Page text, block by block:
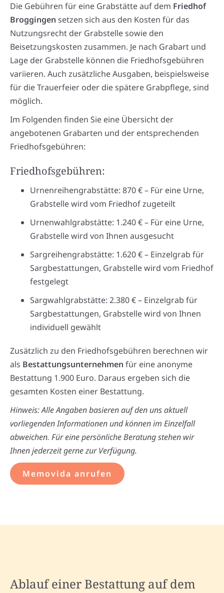
Die Gebühren für eine Grabstätte auf dem Friedhof
Broggingen setzen sich aus den Kosten für das
Nutzungsrecht der Grabstelle sowie den
Beisetzungskosten zusammen. Je nach Grabart und
Lage der Grabstelle können die Friedhofsgebühren
variieren. Auch zusätzliche Ausgaben, beispielsweise
für die Trauerfeier oder die spätere Grabpflege, sind
möglich.
Im Folgenden finden Sie eine Übersicht der
angebotenen Grabarten und der entsprechenden
Friedhofsgebühren:
Friedhofsgebühren:
Urnenreihengrabstätte: 870 € – Für eine Urne,
Grabstelle wird vom Friedhof zugeteilt
Urnenwahlgrabstätte: 1.240 € – Für eine Urne,
Grabstelle wird von Ihnen ausgesucht
Sargreihengrabstätte: 1.620 € – Einzelgrab für
Sargbestattungen, Grabstelle wird vom Friedhof
festgelegt
Sargwahlgrabstätte: 2.380 € – Einzelgrab für
Sargbestattungen, Grabstelle wird von Ihnen
individuell gewählt
Zusätzlich zu den Friedhofsgebühren berechnen wir
als Bestattungsunternehmen für eine anonyme
Bestattung 1.900 Euro. Daraus ergeben sich die
gesamten Kosten einer Bestattung.
Hinweis: Alle Angaben basieren auf den uns aktuell
vorliegenden Informationen und können im Einzelfall
abweichen. Für eine persönliche Beratung stehen wir
Ihnen jederzeit gerne zur Verfügung.
Memovida anrufen
Ablauf einer Bestattung auf dem